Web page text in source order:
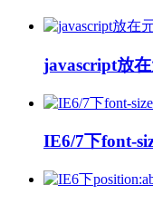
javascript放
IE6/7下font-